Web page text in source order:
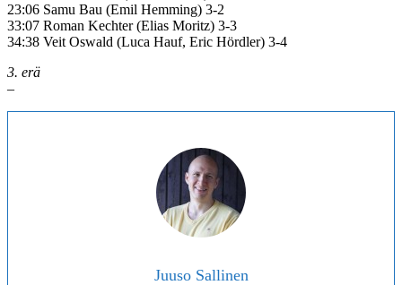
23:06 Samu Bau (Emil Hemming) 3-2
33:07 Roman Kechter (Elias Moritz) 3-3
34:38 Veit Oswald (Luca Hauf, Eric Hördler) 3-4
3. erä
–
Juuso Sallinen